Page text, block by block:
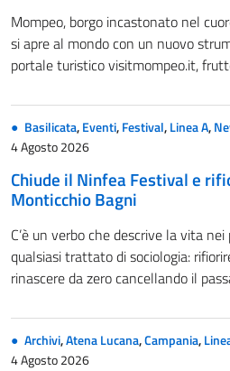
Mompeo, borgo incastonato nel
si apre al mondo con un nuovo
portale turistico visitmompeo.it,
Basilicata,Eventi,Festival,Linea A,
4 Agosto 2026
Chiude il Ninfea Festival e
Monticchio Bagni
C’è un verbo che descrive la vita
qualsiasi trattato di sociologia:
rinascere da zero cancellando il
Archivi,Atena Lucana,Campania,
4 Agosto 2026